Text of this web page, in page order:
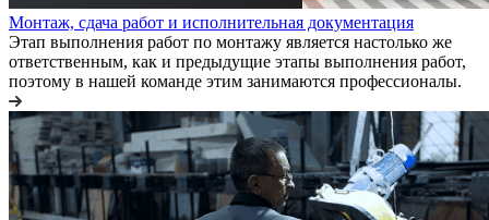
Монтаж, сдача работ и исполнительная документация
Этап выполнения работ по монтажу является настолько же
ответственным, как и предыдущие этапы выполнения работ,
поэтому в нашей команде этим занимаются профессионалы.